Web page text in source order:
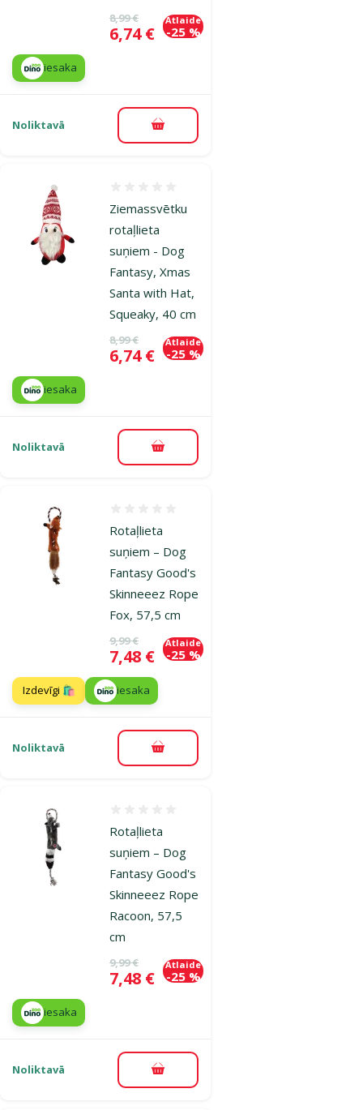
Oriģinālā cena
8,99 €
Cena
6,74 €
Atlaide
-25 %
iesaka
Noliktavā Pievienot grozam
Ziemassvētku
rotaļlieta
suņiem - Dog
Fantasy, Xmas
Santa with Hat,
Squeaky, 40 cm
Oriģinālā cena
8,99 €
Cena
6,74 €
Atlaide
-25 %
iesaka
Noliktavā Pievienot grozam
Rotaļlieta
suņiem – Dog
Fantasy Good's
Skinneeez Rope
Fox, 57,5 cm
Oriģinālā cena
9,99 €
Cena
7,48 €
Atlaide
-25 %
Izdevīgi 🛍️ iesaka
Noliktavā Pievienot grozam
Rotaļlieta
suņiem – Dog
Fantasy Good's
Skinneeez Rope
Racoon, 57,5
cm
Oriģinālā cena
9,99 €
Cena
7,48 €
Atlaide
-25 %
iesaka
Noliktavā Pievienot grozam